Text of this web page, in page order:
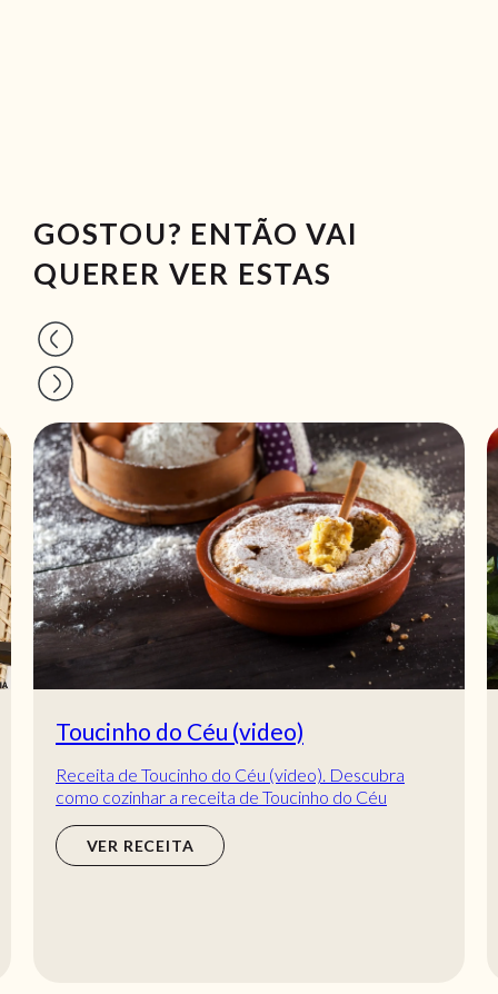
GOSTOU? ENTÃO VAI
QUERER VER ESTAS
Toucinho do Céu (video)
Receita de Toucinho do Céu (video). Descubra
como cozinhar a receita de Toucinho do Céu
Telecul...VER RECEITA